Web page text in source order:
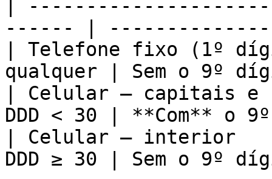
|
------ |
| Telefone fixo (1º
qualquer | Sem o 9º
| Celular — capitais e
DDD < 30 | **Com** o
| Celular —
DDD ≥ 30 | Sem o 9º